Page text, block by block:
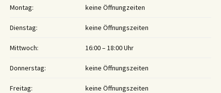
Montag: keine Öffnungzeiten
Dienstag: keine Öffnungszeiten
Mittwoch: 16:00 – 18:00 Uhr
Donnerstag: keine Öffnungszeiten
Freitag: keine Öffnungszeiten